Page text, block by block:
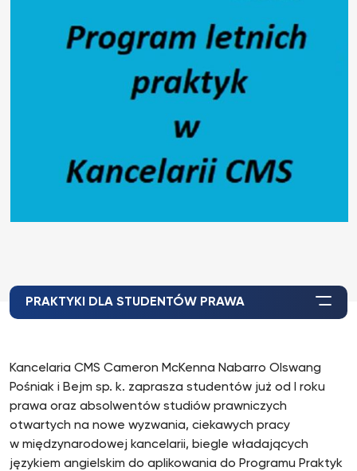
PRAKTYKI DLA STUDENTÓW PRAWA
Kancelaria CMS Cameron McKenna Nabarro Olswang
Pośniak i Bejm sp. k. zaprasza studentów już od I roku
prawa oraz absolwentów studiów prawniczych
otwartych na nowe wyzwania, ciekawych pracy
w międzynarodowej kancelarii, biegle władających
językiem angielskim do aplikowania do Programu Praktyk